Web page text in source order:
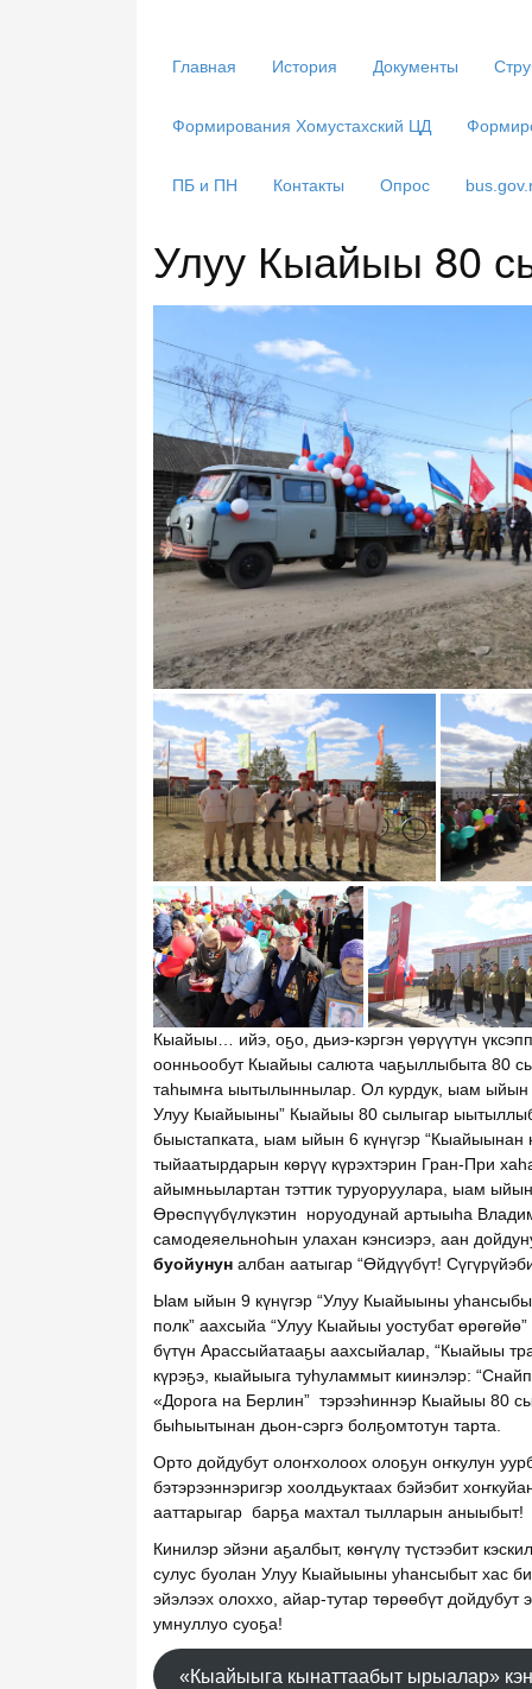
Главная История Документы
Формирования Хомустахский ЦД
ПБ и ПН Контакты Опрос
Улуу Кыайыы 80
Кыайыы… ийэ, оҕо, дьиэ-кэргэн үѳрүүтүн
оонньообут Кыайыы салюта чаҕыллыбыта 80
таһымҥа ыытылыннылар. Ол курдук, ыам ыйын 5-
Улуу Кыайыыны” Кыайыы 80 сылыгар
быыстапката, ыам ыйын 6 күнүгэр “Кыайыынан
тыйаатырдарын көрүү күрэхтэрин Гран-При
айымньылартан тэттик туруоруулара, ыам
Өрөспүүбүлүкэтин норуодунай артыыһа
самодеяельноһын улахан кэнсиэрэ, аан
буойунуналбан аатыгар “Өйдүүбүт!
Ыам ыйын 9 күнүгэр “Улуу Кыайыыны
полк” аахсыйа “Улуу Кыайыы уостубат
бүтүн Арассыйатааҕы аахсыйалар, “Кыайыы
күрэҕэ, кыайыыга туһуламмыт киинэлэр:
«Дорога на Берлин” тэрээһиннэр Кыайыы 80
быһыытынан дьон-сэргэ болҕомтотун тарта.
Орто дойдубут олоҥхолоох олоҕун оҥкулун
бэтэрээннэригэр хоолдьуктаах бэйэбит
ааттарыгар барҕа махтал тылларын аныыбыт!
Кинилэр эйэни аҕалбыт, кѳҥүлү түстээбит
сулус буолан Улуу Кыайыыны уһансыбыт хас
эйэлээх олоххо, айар-тутар төрөөбүт
умнуллуо суоҕа!
«Кыайыыга кынаттаабыт ырыалар»